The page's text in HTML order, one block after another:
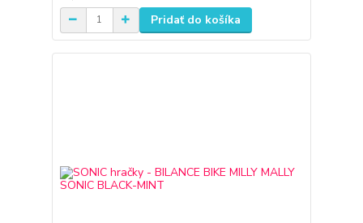
Pridať do košíka